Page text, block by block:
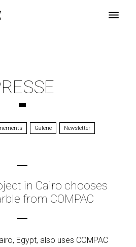
Galerie Newsletter
in Cairo chooses
from COMPAC
Egypt, also uses COMPAC